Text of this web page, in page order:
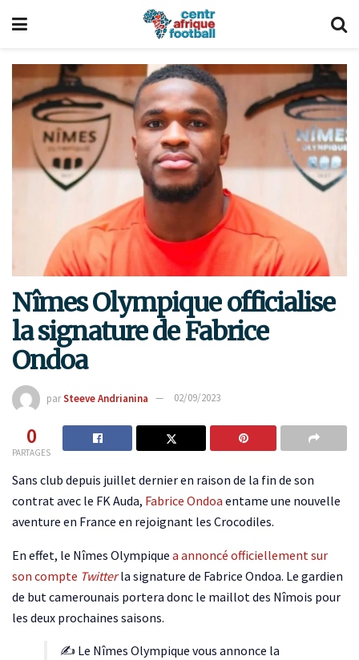
Nîmes Olympique officialise
la signature de Fabrice
Ondoa
parSteeve Andrianina 02/09/2023
0
PARTAGES
Sans club depuis juillet dernier en raison de la fin de son
contrat avec le FK Auda, Fabrice Ondoa entame une nouvelle
aventure en France en rejoignant les Crocodiles.
En effet, le Nîmes Olympique a annoncé officiellement sur
son compte Twitterla signature de Fabrice Ondoa. Le gardien
de but camerounais portera donc le maillot des Nîmois pour
les deux prochaines saisons.
✍ Le Nîmes Olympique vous annonce la